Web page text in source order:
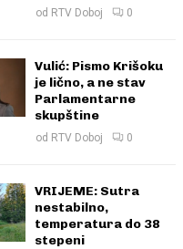
od RTV Doboj 0
Vulić: Pismo Krišoku
je lično, a ne stav
Parlamentarne
skupštine
od RTV Doboj 0
VRIJEME: Sutra
nestabilno,
temperatura do 38
stepeni